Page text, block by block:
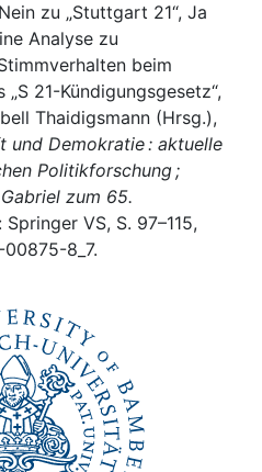
zu „Stuttgart 21“, Ja
Analyse zu
beim
21-Kündigungsgesetz“,
Thaidigsmann (Hrsg.),
und Demokratie : aktuelle
Politikforschung ;
zum 65.
VS, S. 97–115,
8_7.